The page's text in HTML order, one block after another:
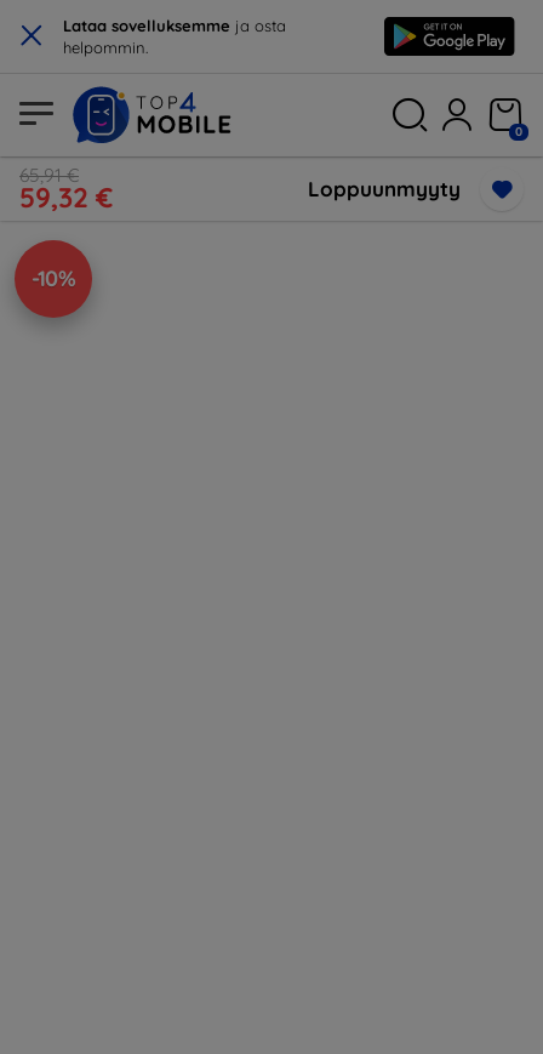
× Lataa sovelluksemme ja osta
helpommin.
0
65,91 €
59,32 € Loppuunmyyty
-10%